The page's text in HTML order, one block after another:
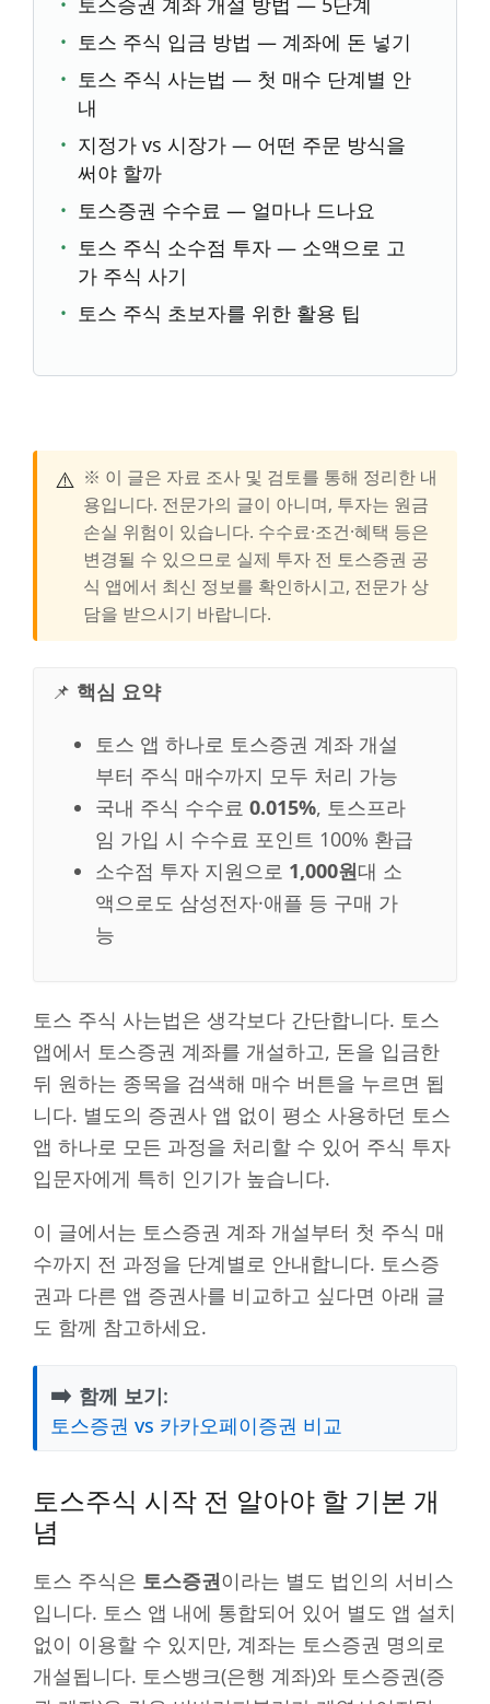
토스 주식 입금 방법 — 계좌에 돈 넣기
토스 주식 사는법 — 첫 매수 단계별 안
내
지정가 vs 시장가 — 어떤 주문 방식을
써야 할까
토스증권 수수료 — 얼마나 드나요
토스 주식 소수점 투자 — 소액으로 고
가 주식 사기
토스 주식 초보자를 위한 활용 팁
⚠️ ※ 이 글은 자료 조사 및 검토를 통해 정리한 내
용입니다. 전문가의 글이 아니며, 투자는 원금
손실 위험이 있습니다. 수수료·조건·혜택 등은
변경될 수 있으므로 실제 투자 전 토스증권 공
식 앱에서 최신 정보를 확인하시고, 전문가 상
담을 받으시기 바랍니다.
📌 핵심 요약
토스 앱 하나로 토스증권 계좌 개설
부터 주식 매수까지 모두 처리 가능
국내 주식 수수료 0.015%, 토스프라
임 가입 시 수수료 포인트 100% 환급
소수점 투자 지원으로 1,000원대 소
액으로도 삼성전자·애플 등 구매 가
능
토스 주식 사는법은 생각보다 간단합니다. 토스
앱에서 토스증권 계좌를 개설하고, 돈을 입금한
뒤 원하는 종목을 검색해 매수 버튼을 누르면 됩
니다. 별도의 증권사 앱 없이 평소 사용하던 토스
앱 하나로 모든 과정을 처리할 수 있어 주식 투자
입문자에게 특히 인기가 높습니다.
이 글에서는 토스증권 계좌 개설부터 첫 주식 매
수까지 전 과정을 단계별로 안내합니다. 토스증
권과 다른 앱 증권사를 비교하고 싶다면 아래 글
도 함께 참고하세요.
➡️ 함께 보기:
토스증권 vs 카카오페이증권 비교
토스주식 시작 전 알아야 할 기본 개
념
토스 주식은 토스증권이라는 별도 법인의 서비스
입니다. 토스 앱 내에 통합되어 있어 별도 앱 설치
없이 이용할 수 있지만, 계좌는 토스증권 명의로
개설됩니다. 토스뱅크(은행 계좌)와 토스증권(증